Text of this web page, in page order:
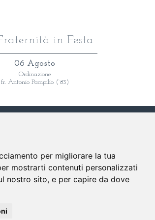
per migliorare la tua
mostrarti contenuti personalizzati
nostro sito, e per capire da dove
in Festa
06 Agosto
Ordinazione
fr. Antonio Pompilio (‘83)